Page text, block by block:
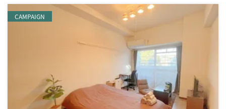
CAMPAIGN